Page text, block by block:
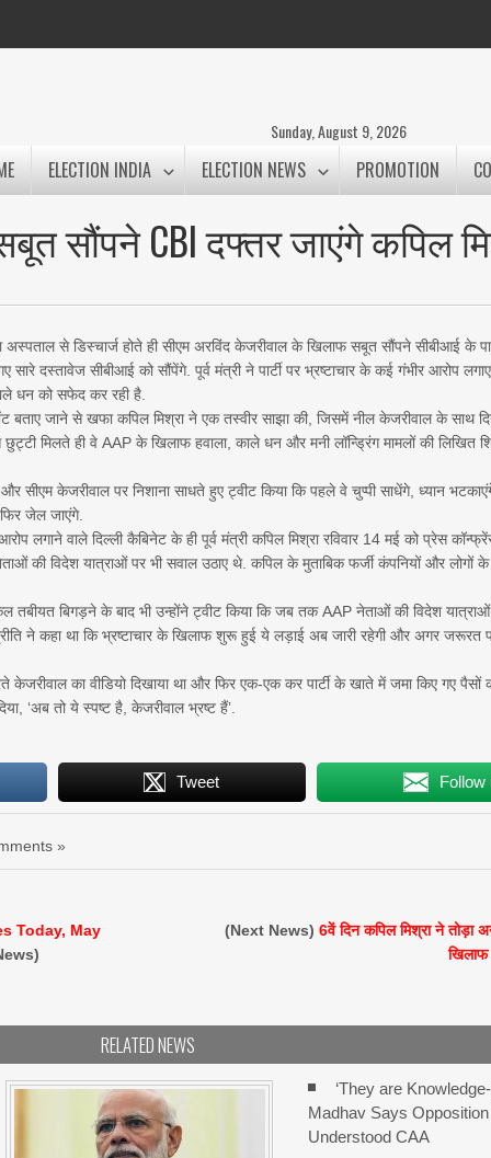
Sunday, August 9, 2026
ELECTION INDIA ELECTION NEWS PROMOTION
सौंपने CBI दफ्तर जाएंगे कपिल
अस्पताल से डिस्चार्ज होते ही सीएम अरविंद केजरीवाल के खिलाफ सबूत सौंपने सीबीआई के
सारे दस्तावेज सीबीआई को सौंपेंगे. पूर्व मंत्री ने पार्टी पर भ्रष्टाचार के कई गंभीर आरोप
धन को सफेद कर रही है.
बताए जाने से खफा कपिल मिश्रा ने एक तस्वीर साझा की, जिसमें नील केजरीवाल के साथ
मिलते ही वे AAP के खिलाफ हवाला, काले धन और मनी लॉन्ड्रिंग मामलों की लिखित
सीएम केजरीवाल पर निशाना साधते हुए ट्वीट किया कि पहले वे चुप्पी साधेंगे, ध्यान
जेल जाएंगे.
लगाने वाले दिल्ली कैबिनेट के ही पूर्व मंत्री कपिल मिश्रा रविवार 14 मई को प्रेस
की विदेश यात्राओं पर भी सवाल उठाए थे. कपिल के मुताबिक फर्जी कंपनियों और लोगों के
तबीयत बिगड़ने के बाद भी उन्होंने ट्वीट किया कि जब तक AAP नेताओं की विदेश
ने कहा था कि भ्रष्टाचार के खिलाफ शुरू हुई ये लड़ाई अब जारी रहेगी और अगर जरूरत
का वीडियो दिखाया था और फिर एक-एक कर पार्टी के खाते में जमा किए गए पैसों
‘अब तो ये स्पष्ट है, केजरीवाल भ्रष्ट हैं’.
Tweet Follow
»
Today, May
(Next News)6वें दिन कपिल मिश्रा ने तोड़ा
RELATED NEWS
‘They are
Madhav Says
Understood CAA